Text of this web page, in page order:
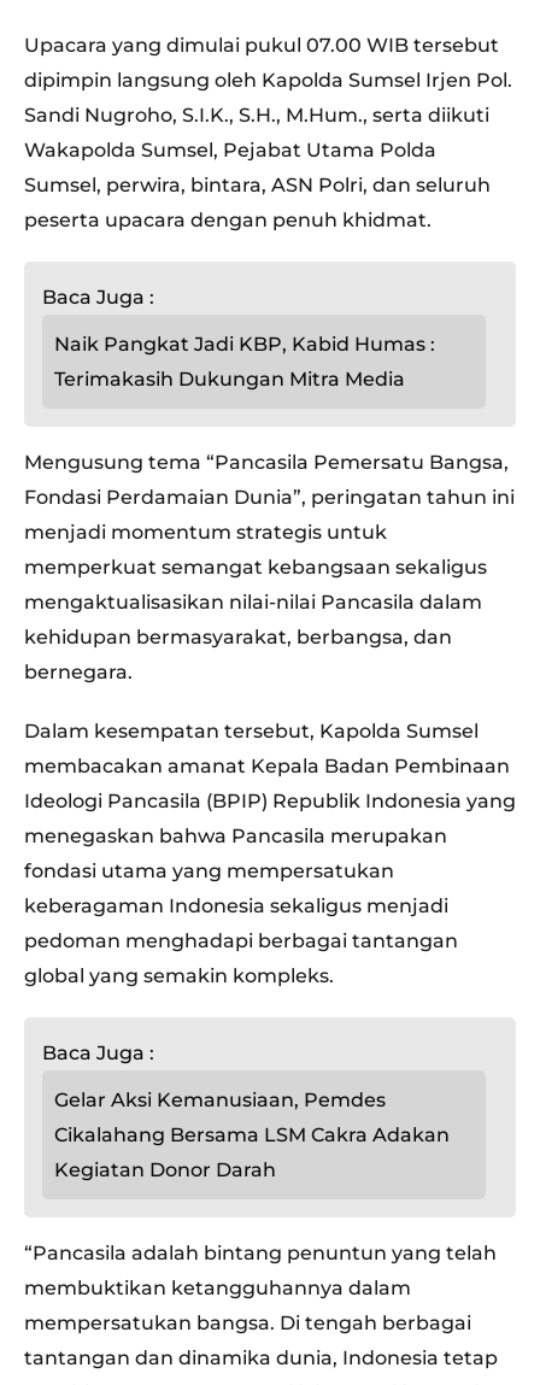
Upacara yang dimulai pukul 07.00 WIB tersebut
dipimpin langsung oleh Kapolda Sumsel Irjen Pol.
Sandi Nugroho, S.I.K., S.H., M.Hum., serta diikuti
Wakapolda Sumsel, Pejabat Utama Polda
Sumsel, perwira, bintara, ASN Polri, dan seluruh
peserta upacara dengan penuh khidmat.
Baca Juga :
Naik Pangkat Jadi KBP, Kabid Humas :
Terimakasih Dukungan Mitra Media
Mengusung tema “Pancasila Pemersatu Bangsa,
Fondasi Perdamaian Dunia”, peringatan tahun ini
menjadi momentum strategis untuk
memperkuat semangat kebangsaan sekaligus
mengaktualisasikan nilai-nilai Pancasila dalam
kehidupan bermasyarakat, berbangsa, dan
bernegara.
Dalam kesempatan tersebut, Kapolda Sumsel
membacakan amanat Kepala Badan Pembinaan
Ideologi Pancasila (BPIP) Republik Indonesia yang
menegaskan bahwa Pancasila merupakan
fondasi utama yang mempersatukan
keberagaman Indonesia sekaligus menjadi
pedoman menghadapi berbagai tantangan
global yang semakin kompleks.
Baca Juga :
Gelar Aksi Kemanusiaan, Pemdes
Cikalahang Bersama LSM Cakra Adakan
Kegiatan Donor Darah
“Pancasila adalah bintang penuntun yang telah
membuktikan ketangguhannya dalam
mempersatukan bangsa. Di tengah berbagai
tantangan dan dinamika dunia, Indonesia tetap